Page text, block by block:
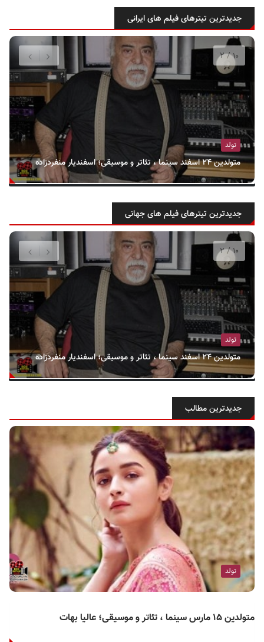
جدیدترین تیترهای فیلم های ایرانی
تولد
متولدین ۲۴ اسفند سینما ، تئاتر و موسیقی؛ اسفندیار منفردزاده
جدیدترین تیترهای فیلم های جهانی
تولد
متولدین ۲۴ اسفند سینما ، تئاتر و موسیقی؛ اسفندیار منفردزاده
جدیدترین مطالب
تولد
متولدین ۱۵ مارس سینما ، تئاتر و موسیقی؛ عالیا بهات